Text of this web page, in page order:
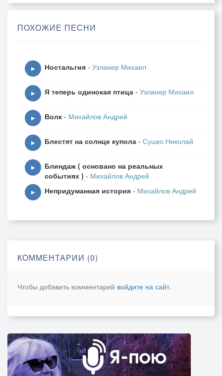
Гуляло лето по дубравам,
Вдыхало аромат услады
Сквозь свежесть скошенных лугов,
В ручей со сонных берегов.
Припев:
Целуя травы и цветы,
Лесной, пьянящей красоты.
3. Делясь своею красотою,
ПОХОЖИЕ ПЕСНИ
▶ Ностальгия - Узланер Михаил
▶ Я теперь одинокая птица - Узланер Михаил
▶ Волк - Михайлов Андрей
▶ Блестят на солнце купола - Сушко Николай
▶
Блиндаж ( основано на реальных
событиях ) - Михайлов Андрей
▶ Непридуманная история - Михайлов Андрей
КОММЕНТАРИИ (0)
Чтобы добавить комментарий войдите на сайт.